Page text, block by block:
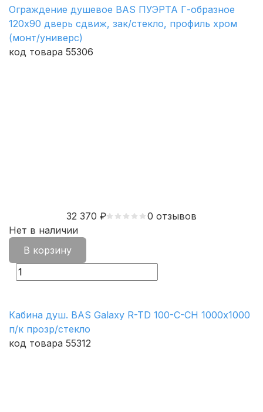
Ограждение душевое BAS ПУЭРТА Г-образное
120х90 дверь сдвиж, зак/стекло, профиль хром
(монт/универс)
код товара 55306
32 370 ₽
0 отзывов
Нет в наличии
В корзину
Кабина душ. BAS Galaxy R-TD 100-C-CH 1000х1000
п/к прозр/стекло
код товара 55312